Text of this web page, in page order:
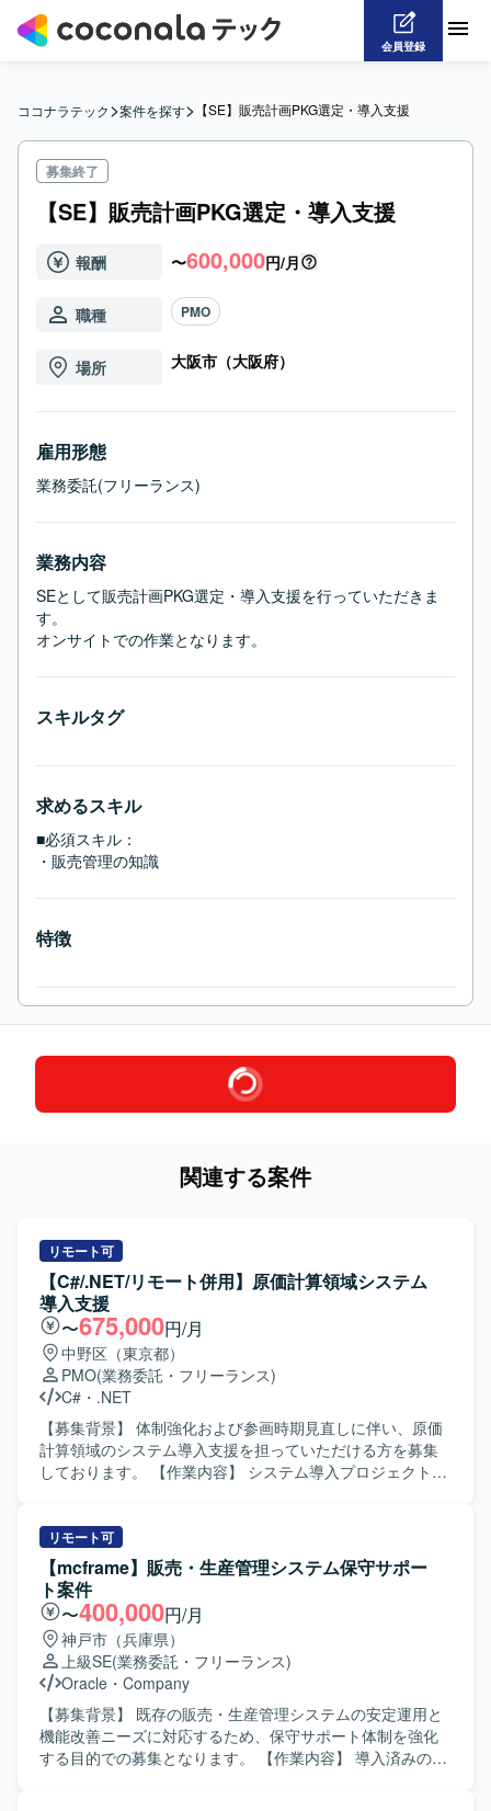
会員登録
ココナラテック>案件を探す> 【SE】販売計画PKG選定・導入支援
募集終了
【SE】販売計画PKG選定・導入支援
報酬 〜600,000円/月
職種 PMO
場所 大阪市（大阪府）
雇用形態
業務委託(フリーランス)
業務内容
SEとして販売計画PKG選定・導入支援を行っていただきま
す。
オンサイトでの作業となります。
スキルタグ
求めるスキル
■必須スキル：
・販売管理の知識
特徴
関連する案件
リモート可
【C#/.NET/リモート併用】原価計算領域システム
導入支援
〜675,000円/月
中野区（東京都）
PMO(業務委託・フリーランス)
C# ・ .NET
【募集背景】 体制強化および参画時期見直しに伴い、原価
計算領域のシステム導入支援を担っていただける方を募集
しております。 【作業内容】 システム導入プロジェクトに
ける業務支援を中心に対応していただきます。 プロジェク
トリーダーの補佐として、設計内容の整理や関係者との調
整などを行っていただきます。 【求める人物像】 会計や生
産管理の業務を理解しながら、システム導入に主体的に関
わっていただける方を求めております。 リーダー補佐とし
て周囲とコミュニケーションを取りつつ、責任感を持って
業務を推進いただける方を歓迎いたします。 【ポジション
の魅力】 管理会計・原価計算領域に特化した業務知識を活
かしつつ、システム導入プロジェクトの上流工程に関わる
ことができます。 リーダー補佐ポジションとして、マネジ
メント寄りの経験を積みながら業務支援スキルを高めてい
リモート可
【mcframe】販売・生産管理システム保守サポー
ト案件
〜400,000円/月
神戸市（兵庫県）
上級SE(業務委託・フリーランス)
Oracle ・ Company
【募集背景】 既存の販売・生産管理システムの安定運用と
機能改善ニーズに対応するため、保守サポート体制を強化
する目的での募集となります。 【作業内容】 導入済みの